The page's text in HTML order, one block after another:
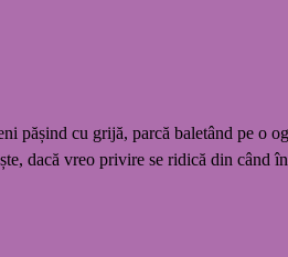
cu grijă, parcă baletând pe o
dacă vreo privire se ridică din când